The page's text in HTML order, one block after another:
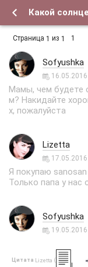
Страница 1 из 1 1
Sofyushka
Мамы, чем будете
м? Накидайте
х, пожалуйста
Lizetta
Я покупаю
Только папа у нас
Sofyushka
Цитата Lizetta (